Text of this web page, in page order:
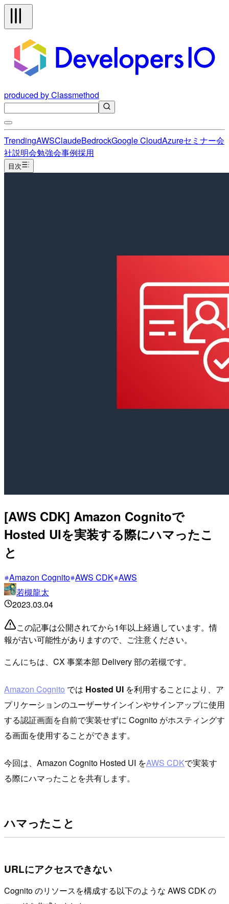
produced by Classmethod
TrendingAWSClaudeBedrockGoogle CloudAzureセミナー会
社説明会勉強会事例採用
目次
[AWS CDK] Amazon Cognitoで
Hosted UIを実装する際にハマったこ
と
Amazon Cognito AWS CDK AWS
若槻龍太
2023.03.04
この記事は公開されてから1年以上経過しています。情
報が古い可能性がありますので、ご注意ください。
こんにちは、CX 事業本部 Delivery 部の若槻です。
Amazon Cognito では Hosted UI を利用することにより、ア
プリケーションのユーザーサインインやサインアップに使用
する認証画面を自前で実装せずに Cognito がホスティングす
る画面を使用することができます。
今回は、Amazon Cognito Hosted UI をAWS CDKで実装す
る際にハマったことを共有します。
ハマったこと
URLにアクセスできない
Cognito のリソースを構成する以下のような AWS CDK の